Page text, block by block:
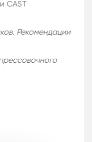
CAST
Рекомендации